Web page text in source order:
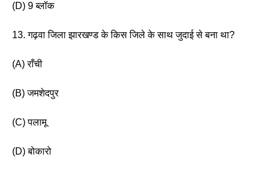
(D) 9 ब्लॉक
13. गढ़वा जिला झारखण्ड के किस जिले के साथ जुदाई से बना था?
(A) राँची
(B) जमशेदपुर
(C) पलामू
(D) बोकारो